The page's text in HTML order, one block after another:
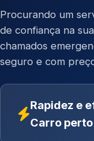
Procurando um
de confiança na
chamados
seguro e com
Rapidez e
Carro